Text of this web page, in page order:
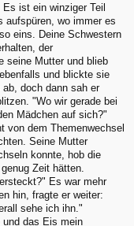
ist ein winziger Teil
aufspüren, wo immer es
eins. Deine Schwestern
der
seine Mutter und blieb
und blickte sie
doch dann sah er
"Wo wir gerade bei
Mädchen auf sich?"
von dem Themenwechsel
Seine Mutter
konnte, hob die
Zeit hätten.
Es war mehr
hin, fragte er weiter:
sehe ich ihn."
das Eis mein